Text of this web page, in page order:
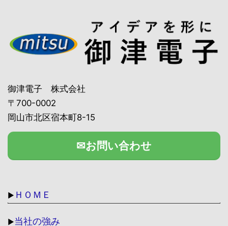
御津電子 株式会社
〒700-0002
岡山市北区宿本町8-15
✉お問い合わせ
▶ ＨＯＭＥ
▶当社の強み